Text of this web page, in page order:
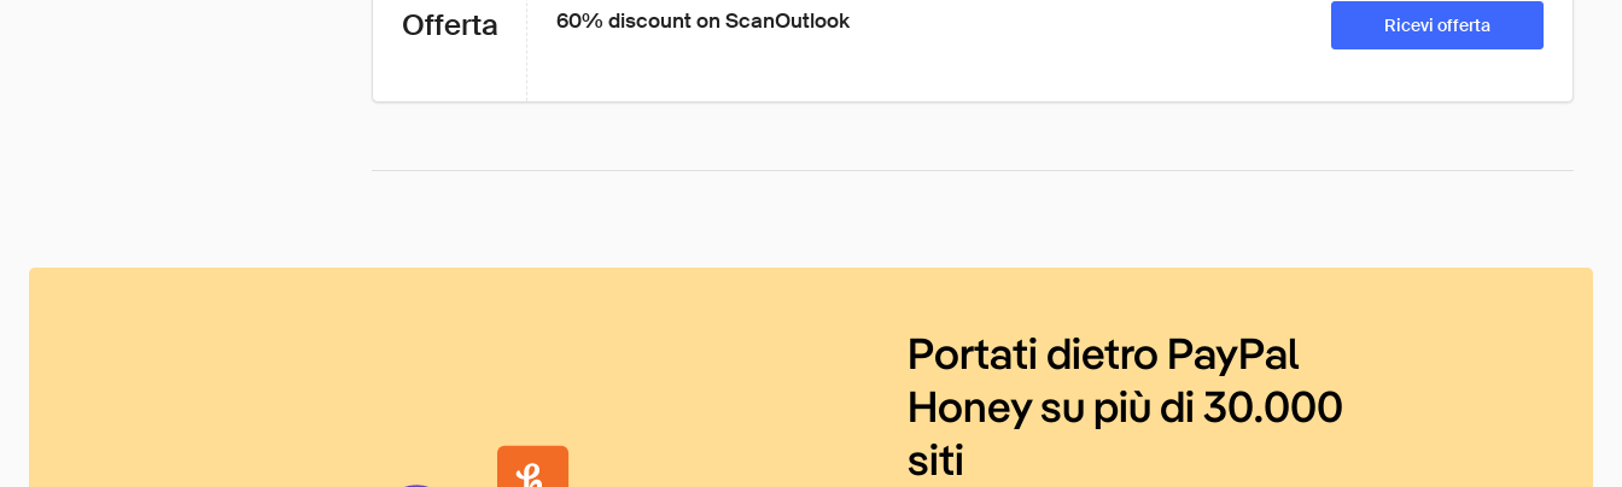
Offerta 60% discount on ScanOutlook Ricevi offerta
Portati dietro PayPal
Honey su più di 30.000
siti